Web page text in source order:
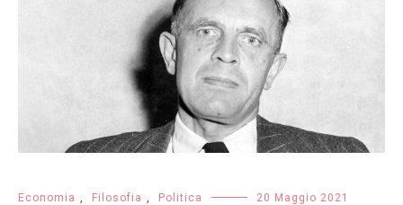
Economia , Filosofia , Politica 20 Maggio 2021